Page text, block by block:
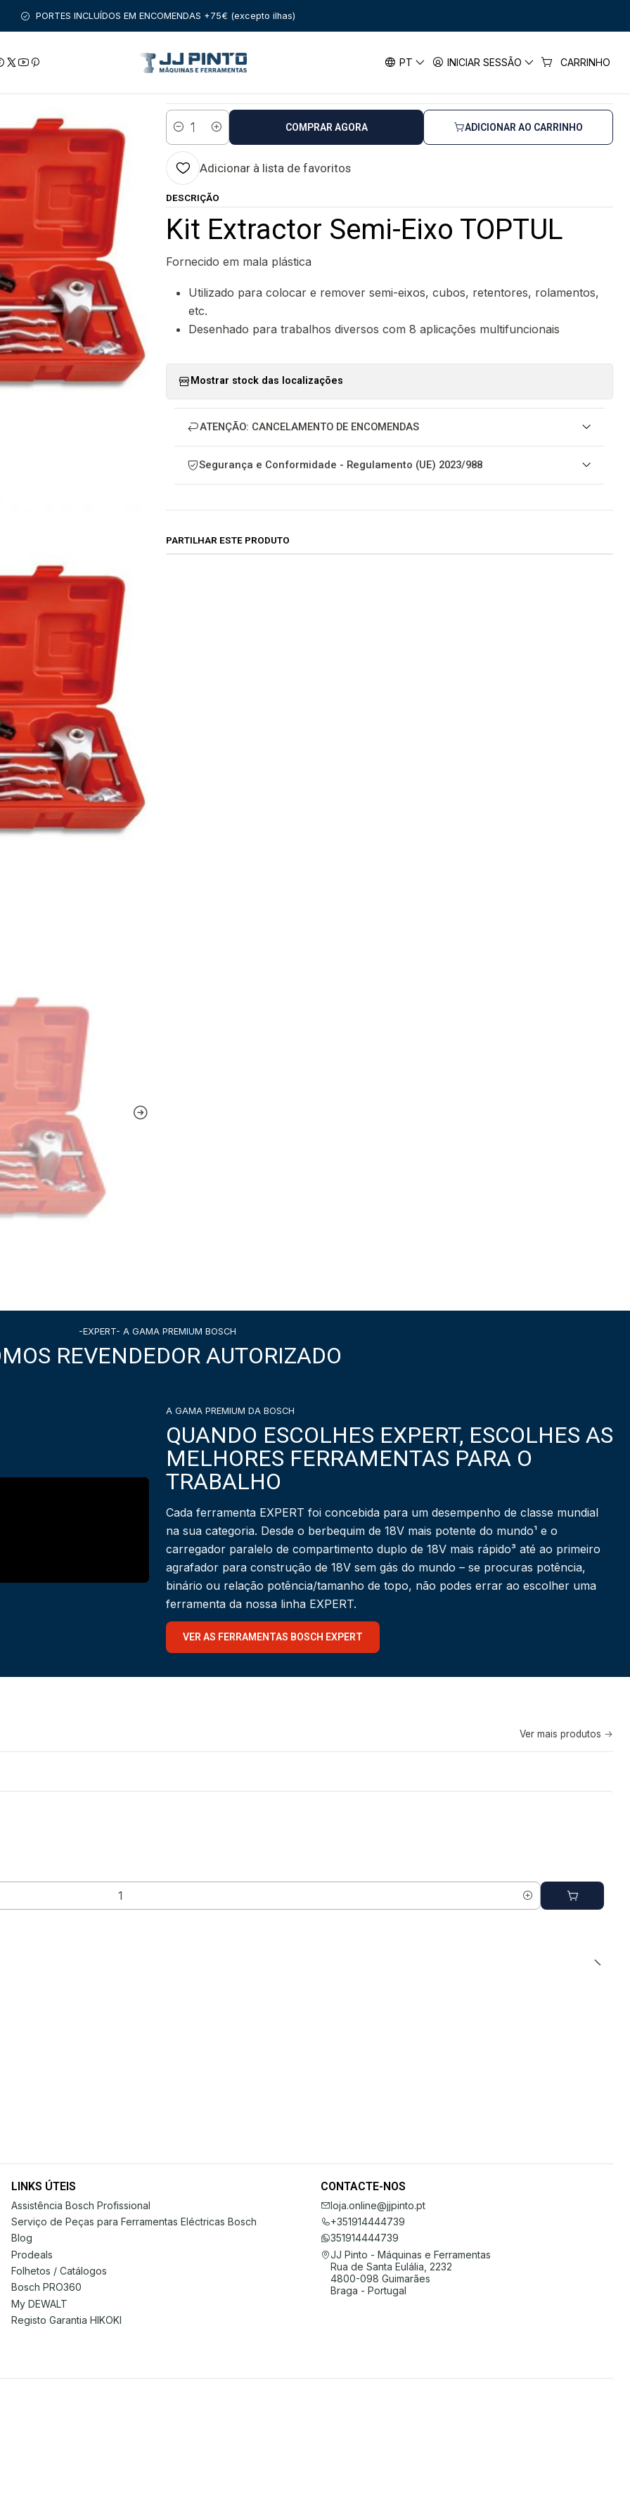
PT INICIAR SESSÃO CARRINHO
PORTES INCLUÍDOS EM ENCOMENDAS +75€ (excepto ilhas)
MANUAL FERRAMENTAS AUTO MOTOR CARROÇARIA
Kit Extractor Semi-Eixo TOPTUL
Estado: Envio em 48 a 96 horas úteis
Quantidade
ADICIONAR AO CARRINHO
COMPRAR AGORA
Adicionar à lista de favoritos
DESCRIÇÃO
Kit Extractor Semi-Eixo TOPTUL
Fornecido em mala plástica
Utilizado para colocar e remover semi-eixos, cubos, retentores, rolamentos,
etc.
Desenhado para trabalhos diversos com 8 aplicações multifuncionais
Mostrar stock das localizações
ATENÇÃO: CANCELAMENTO DE ENCOMENDAS
Segurança e Conformidade - Regulamento (UE) 2023/988
PARTILHAR ESTE PRODUTO
-EXPERT- A GAMA PREMIUM BOSCH
REVENDEDOR AUTORIZADO
A GAMA PREMIUM DA BOSCH
QUANDO ESCOLHES EXPERT, ESCOLHES AS
MELHORES FERRAMENTAS PARA O
TRABALHO
Cada ferramenta EXPERT foi concebida para um desempenho de classe mundial
na sua categoria. Desde o berbequim de 18V mais potente do mundo¹ e o
carregador paralelo de compartimento duplo de 18V mais rápido³ até ao primeiro
agrafador para construção de 18V sem gás do mundo – se procuras potência,
binário ou relação potência/tamanho de topo, não podes errar ao escolher uma
ferramenta da nossa linha EXPERT.
VER AS FERRAMENTAS BOSCH EXPERT
Ver mais produtos
LINKS ÚTEIS
Assistência Bosch Profissional
Serviço de Peças para Ferramentas Eléctricas Bosch
Blog
Prodeals
Folhetos / Catálogos
Bosch PRO360
My DEWALT
Registo Garantia HIKOKI
CONTACTE-NOS
loja.online@jjpinto.pt
+351914444739
351914444739
JJ Pinto - Máquinas e Ferramentas
Rua de Santa Eulália, 2232
4800-098 Guimarães
Braga - Portugal